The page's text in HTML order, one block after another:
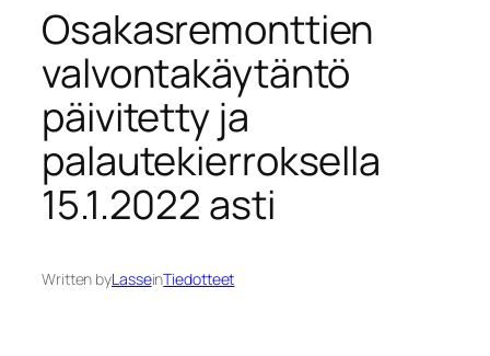
Osakasremonttien
valvontakäytäntö
päivitetty ja
palautekierroksella
15.1.2022 asti
Written byLasseinTiedotteet